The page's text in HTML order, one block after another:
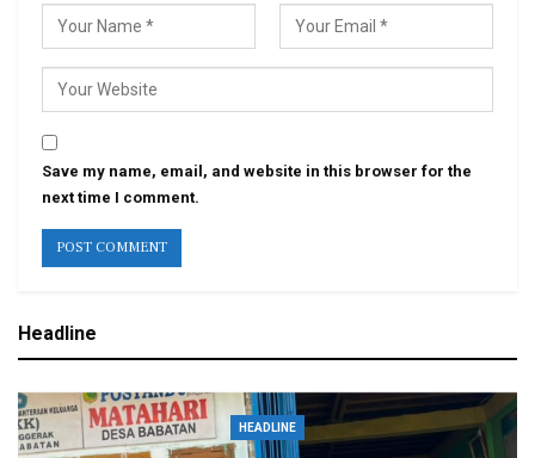
Save my name, email, and website in this browser for the
next time I comment.
Headline
HEADLINE